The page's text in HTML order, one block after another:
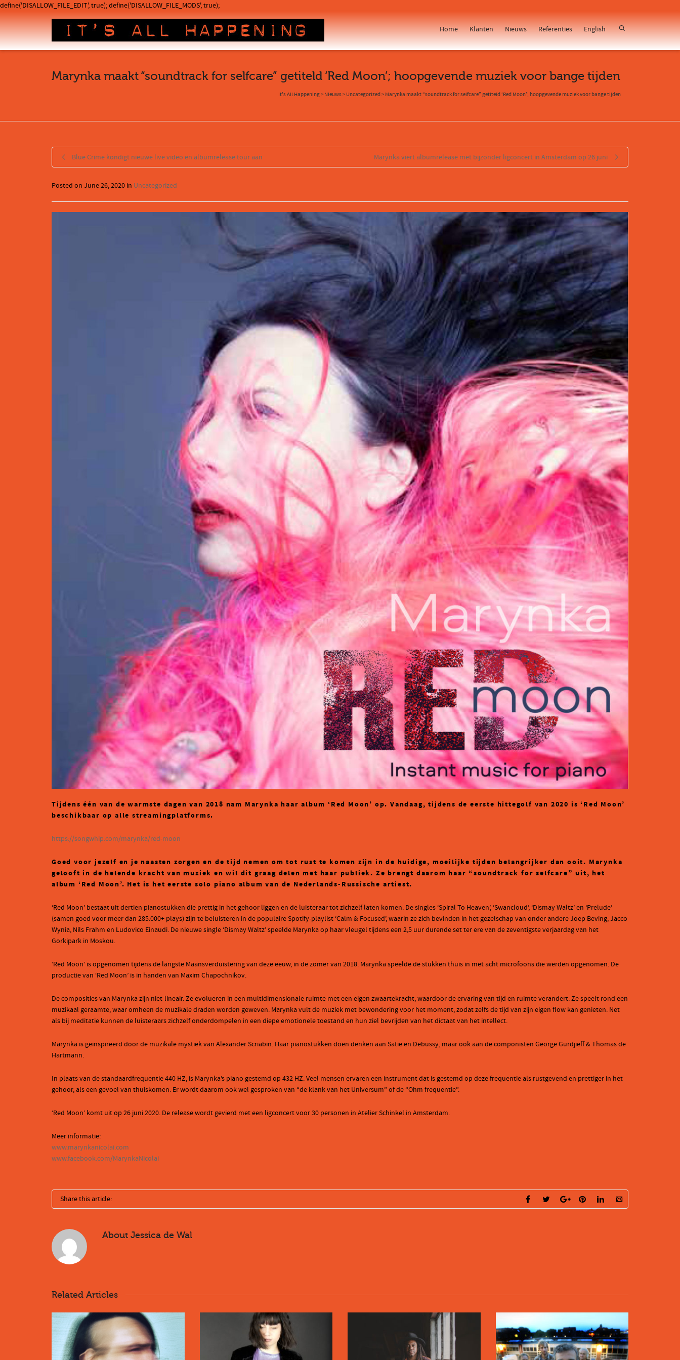
define('DISALLOW_FILE_EDIT', true); define('DISALLOW_FILE_MODS', true);
Home Klanten Nieuws Referenties English
Marynka maakt “soundtrack for selfcare” getiteld ‘Red Moon’; hoopgevende muziek voor bange tijden
It's All Happening> Nieuws> Uncategorized> Marynka maakt “soundtrack for selfcare” getiteld ‘Red Moon’; hoopgevende muziek voor bange tijden
Blue Crime kondigt nieuwe live video en albumrelease tour aan Marynka viert albumrelease met bijzonder ligconcert in Amsterdam op 26 juni
Posted on June 26, 2020 in Uncategorized
Tijdens één van de warmste dagen van 2018 nam Marynka haar album ‘Red Moon’ op. Vandaag, tijdens de eerste hittegolf van 2020 is ‘Red Moon’
beschikbaar op alle streamingplatforms.
https://songwhip.com/marynka/red-moon
Goed voor jezelf en je naasten zorgen en de tijd nemen om tot rust te komen zijn in de huidige, moeilijke tijden belangrijker dan ooit. Marynka
gelooft in de helende kracht van muziek en wil dit graag delen met haar publiek. Ze brengt daarom haar “soundtrack for selfcare” uit, het
album ‘Red Moon’. Het is het eerste solo piano album van de Nederlands-Russische artiest.
‘Red Moon’ bestaat uit dertien pianostukken die prettig in het gehoor liggen en de luisteraar tot zichzelf laten komen. De singles ‘Spiral To Heaven’, ‘Swancloud’, ‘Dismay Waltz’ en ‘Prelude’
(samen goed voor meer dan 285.000+ plays) zijn te beluisteren in de populaire Spotify-playlist ‘Calm & Focused’, waarin ze zich bevinden in het gezelschap van onder andere Joep Beving, Jacco
Wynia, Nils Frahm en Ludovico Einaudi. De nieuwe single ‘Dismay Waltz’ speelde Marynka op haar vleugel tijdens een 2,5 uur durende set ter ere van de zeventigste verjaardag van het
Gorkipark in Moskou.
‘Red Moon’ is opgenomen tijdens de langste Maansverduistering van deze eeuw, in de zomer van 2018. Marynka speelde de stukken thuis in met acht microfoons die werden opgenomen. De
productie van ‘Red Moon’ is in handen van Maxim Chapochnikov.
De composities van Marynka zijn niet-lineair. Ze evolueren in een multidimensionale ruimte met een eigen zwaartekracht, waardoor de ervaring van tijd en ruimte verandert. Ze speelt rond een
muzikaal geraamte, waar omheen de muzikale draden worden geweven. Marynka vult de muziek met bewondering voor het moment, zodat zelfs de tijd van zijn eigen flow kan genieten. Net
als bij meditatie kunnen de luisteraars zichzelf onderdompelen in een diepe emotionele toestand en hun ziel bevrijden van het dictaat van het intellect.
Marynka is geïnspireerd door de muzikale mystiek van Alexander Scriabin. Haar pianostukken doen denken aan Satie en Debussy, maar ook aan de componisten George Gurdjieff & Thomas de
Hartmann.
In plaats van de standaardfrequentie 440 HZ, is Marynka’s piano gestemd op 432 HZ. Veel mensen ervaren een instrument dat is gestemd op deze frequentie als rustgevend en prettiger in het
gehoor, als een gevoel van thuiskomen. Er wordt daarom ook wel gesproken van “de klank van het Universum” of de “Ohm frequentie”.
‘Red Moon’ komt uit op 26 juni 2020. De release wordt gevierd met een ligconcert voor 30 personen in Atelier Schinkel in Amsterdam.
Meer informatie:
www.marynkanicolai.com
www.facebook.com/MarynkaNicolai
Share this article:
About Jessica de Wal
Related Articles